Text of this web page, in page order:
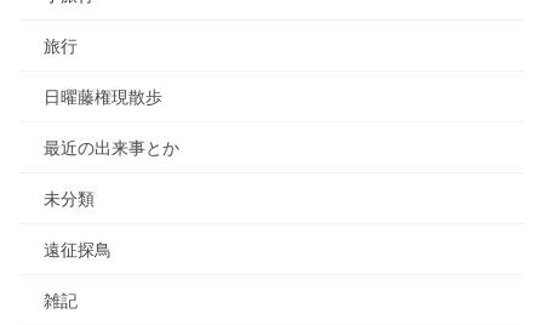
旅行
日曜藤権現散歩
最近の出来事とか
未分類
遠征探鳥
雑記